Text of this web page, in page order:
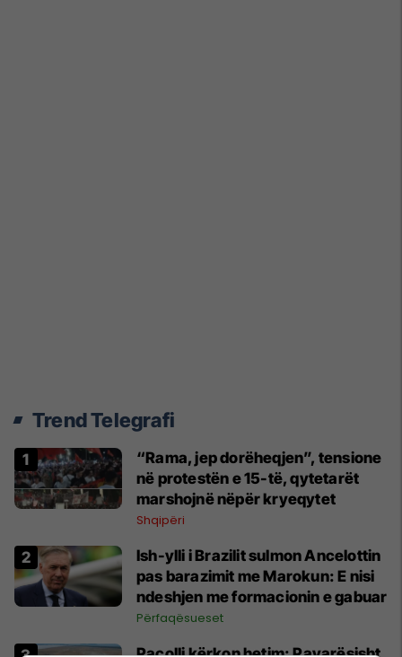
Trend Telegrafi
“Rama, jep dorëheqjen”, tensione
në protestën e 15-të, qytetarët
marshojnë nëpër kryeqytet
Shqipëri
Ish-ylli i Brazilit sulmon Ancelottin
pas barazimit me Marokun: E nisi
ndeshjen me formacionin e gabuar
Përfaqësueset